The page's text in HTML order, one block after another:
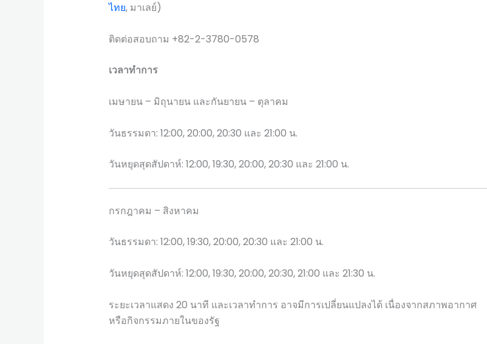
ไทย, มาเลย์)
ติดต่อสอบถาม +82-2-3780-0578
เวลาทำการ
เมษายน – มิถุนายน และกันยายน – ตุลาคม
วันธรรมดา: 12:00, 20:00, 20:30 และ 21:00 น.
วันหยุดสุดสัปดาห์: 12:00, 19:30, 20:00, 20:30 และ 21:00 น.
กรกฎาคม – สิงหาคม
วันธรรมดา: 12:00, 19:30, 20:00, 20:30 และ 21:00 น.
วันหยุดสุดสัปดาห์: 12:00, 19:30, 20:00, 20:30, 21:00 และ 21:30 น.
ระยะเวลาแสดง 20 นาที และเวลาทำการ อาจมีการเปลี่ยนแปลงได้ เนื่องจากสภาพอากาศ
หรือกิจกรรมภายในของรัฐ